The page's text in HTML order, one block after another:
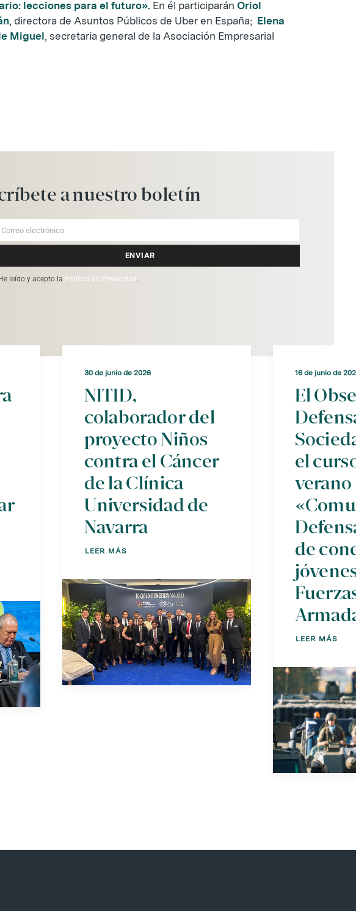
lecciones para el futuro». En él participarán Oriol
, directora de Asuntos Públicos de Uber en España; Elena
Miguel, secretaria general de la Asociación Empresarial
anuestroboletín
Correo electrónico
ENVIAR
leído y acepto la Política de Privacidad.
30 de junio de 2026
NITID,
colaborador del
proyecto Niños
contra el Cáncer
de la Clínica
Universidad de
Navarra
LEER MÁS
16 de junio de
El
el
verano
de
LEER MÁS